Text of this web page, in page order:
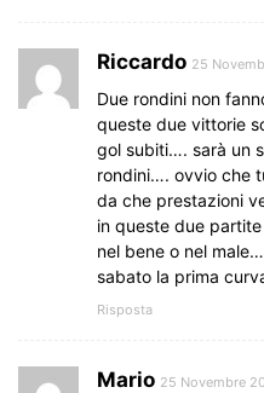
Riccardo 25
Due rondini non
queste due vittorie
gol subiti…. sarà un
rondini…. ovvio che
da che prestazioni
in queste due
nel bene o nel
sabato la prima
Risposta
Mario 25 Novembre